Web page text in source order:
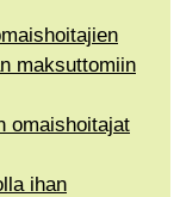
maksuttomiin
omaishoitajat
ihan